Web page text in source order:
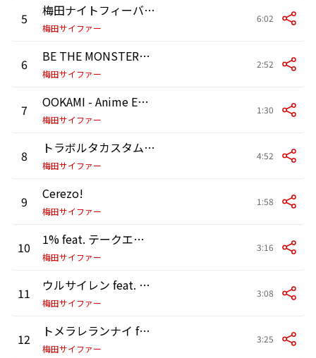
5 梅田ナイトフィーバー19' - From THE FIRST TAKE
梅田サイファー
6:02
6 BE THE MONSTERR feat. R-指定,KOPERU,Cosaqu,KBD,KennyDoes,teppei,YugaSoda,KZ,ILL SWAG GAGA,peko,テークエム
梅田サイファー
2:52
7 OOKAMI - Anime Edit feat. テークエム,KennyDoes,KBD,Cosaqu,peko,YugaSoda,KOPERU,teppei
梅田サイファー
1:30
8 トラボルタカスタム - From THE FIRST TAKE feat. 鋼田テフロン
梅田サイファー
4:52
9 Cerezo!
梅田サイファー
1:58
10 1% feat. テークエム,teppei,KZ,KOPERU,KBD,KennyDoes
梅田サイファー
3:16
11 ウルサイレン feat. peko,KOPERU,テークエム,KennyDoes,ILL SWAG GAGA
梅田サイファー
3:08
12 トメラレランナイ feat. テークエム,R-指定,KOPERU,KennyDoes,peko
梅田サイファー
3:25